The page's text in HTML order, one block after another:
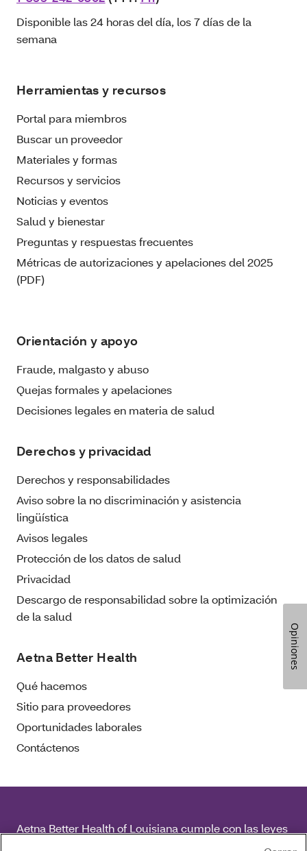
Disponible las 24 horas del día, los 7 días de la
semana
Herramientas y recursos
Portal para miembros
Buscar un proveedor
Materiales y formas
Recursos y servicios
Noticias y eventos
Salud y bienestar
Preguntas y respuestas frecuentes
Métricas de autorizaciones y apelaciones del 2025
(PDF)
Orientación y apoyo
Fraude, malgasto y abuso
Quejas formales y apelaciones
Decisiones legales en materia de salud
Derechos y privacidad
Derechos y responsabilidades
Aviso sobre la no discriminación y asistencia
lingüística
Avisos legales
Protección de los datos de salud
Privacidad
Descargo de responsabilidad sobre la optimización
de la salud
Aetna Better Health
Qué hacemos
Sitio para proveedores
Oportunidades laborales
Contáctenos
Aetna Better Health of Louisiana cumple con las leyes
Opiniones